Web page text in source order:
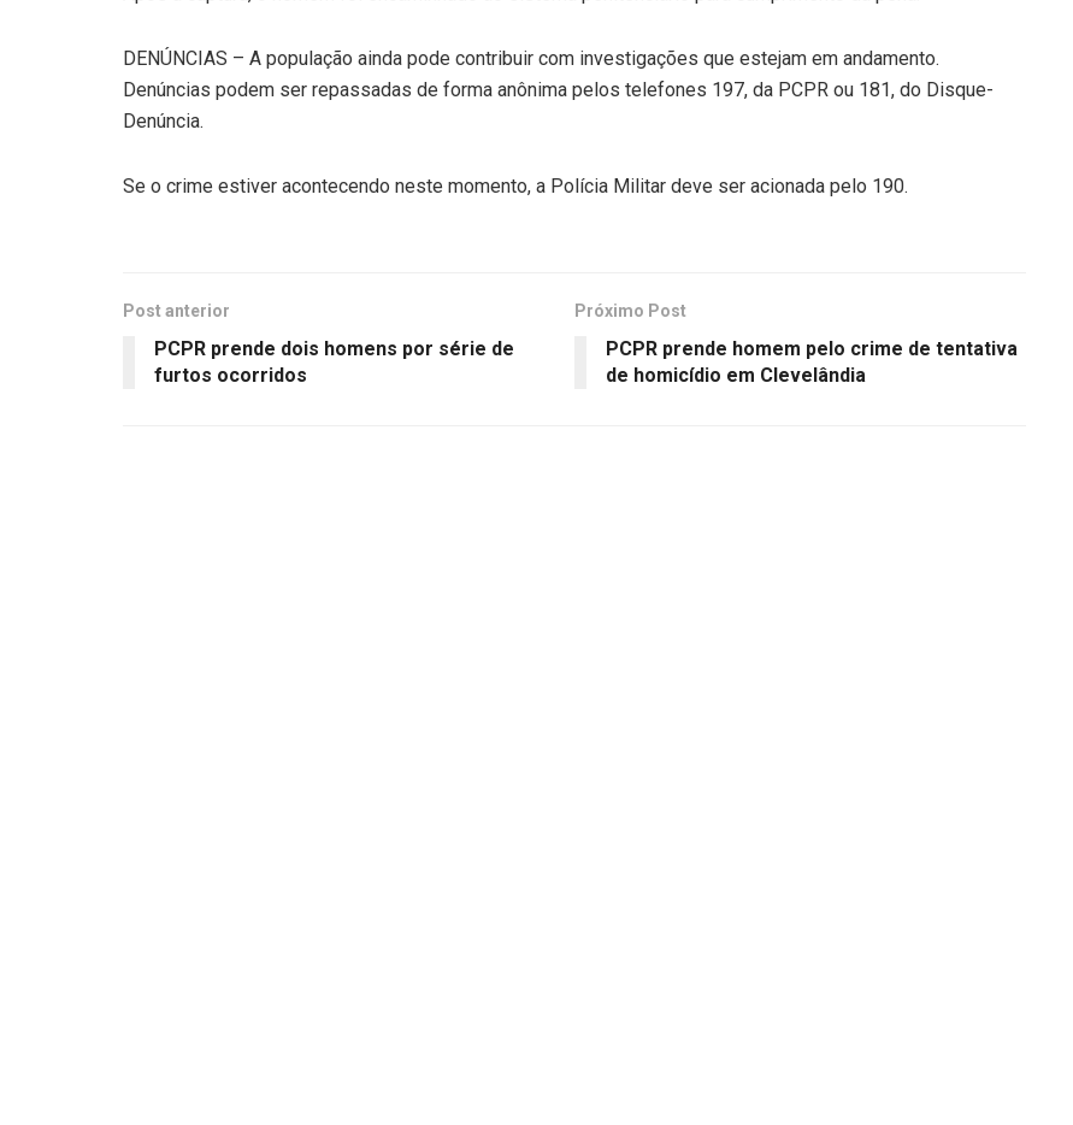
DENÚNCIAS – A população ainda pode contribuir com investigações que estejam em andamento.
Denúncias podem ser repassadas de forma anônima pelos telefones 197, da PCPR ou 181, do Disque-
Denúncia.
Se o crime estiver acontecendo neste momento, a Polícia Militar deve ser acionada pelo 190.
Post anterior
PCPR prende dois homens por série de
furtos ocorridos
Próximo Post
PCPR prende homem pelo crime de tentativa
de homicídio em Clevelândia